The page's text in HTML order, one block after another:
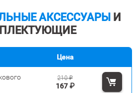
АКСЕССУАРЫ И
Цена
167 ₽
210₽